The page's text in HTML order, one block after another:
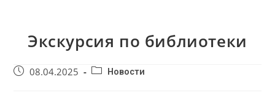
Экскурсия по библиотеки
08.04.2025 Новости